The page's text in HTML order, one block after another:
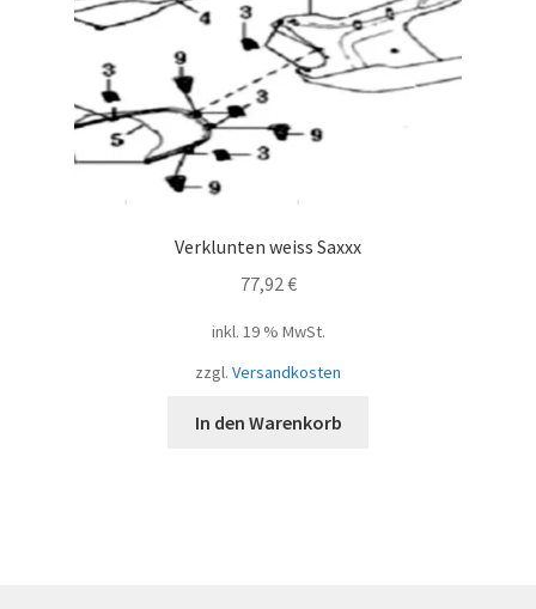
Verklunten weiss Saxxx
77,92 €
inkl. 19 % MwSt.
zzgl. Versandkosten
In den Warenkorb